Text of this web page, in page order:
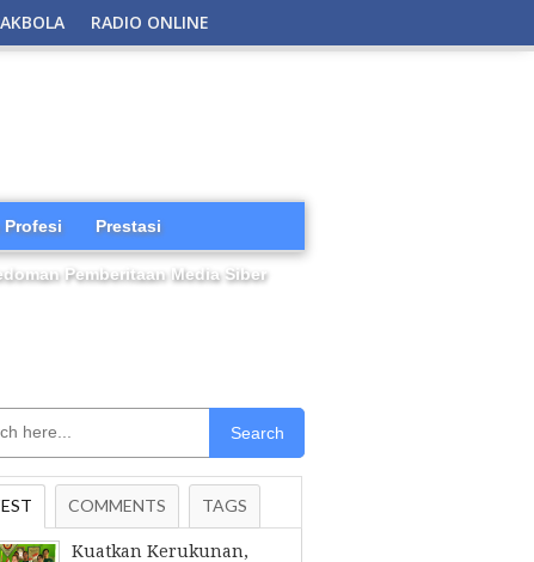
RADIO ONLINE
Profesi Prestasi
Pemberitaan Media Siber
Search
COMMENTS TAGS
Kuatkan Kerukunan,